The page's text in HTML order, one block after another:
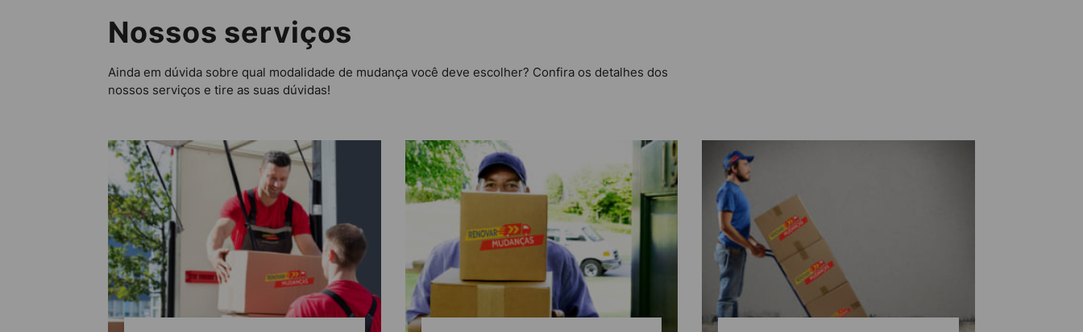
Nossos serviços
Ainda em dúvida sobre qual modalidade de mudança você deve escolher? Confira os detalhes dos
nossos serviços e tire as suas dúvidas!